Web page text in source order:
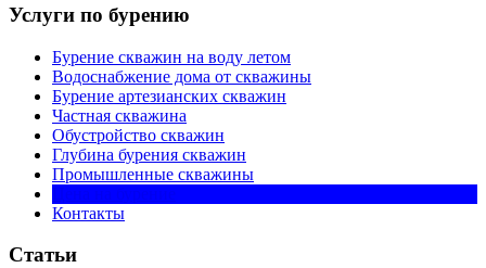
Услуги по бурению
Бурение скважин на воду летом
Водоснабжение дома от скважины
Бурение артезианских скважин
Частная скважина
Обустройство скважин
Глубина бурения скважин
Промышленные скважины
Контакты
Статьи